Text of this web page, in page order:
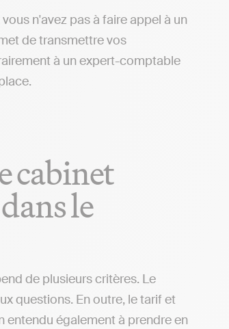
n'avez pas à faire appel à un
de transmettre vos
à un expert-comptable
cabinet
le
de plusieurs critères. Le
questions. En outre, le tarif et
également à prendre en